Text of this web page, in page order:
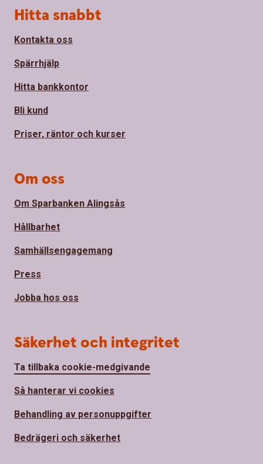
Sidfot
Hitta snabbt
Kontakta oss
Spärrhjälp
Hitta bankkontor
Bli kund
Priser, räntor och kurser
Om oss
Om Sparbanken Alingsås
Hållbarhet
Samhällsengagemang
Press
Jobba hos oss
Säkerhet och integritet
Ta tillbaka cookie-medgivande
Så hanterar vi cookies
Behandling av personuppgifter
Bedrägeri och säkerhet